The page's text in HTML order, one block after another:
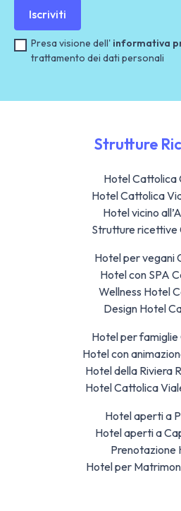
Iscriviti
Presa visione dell' informativa
trattamento dei dati personali
Strutture
Hotel Cattolica
Hotel Cattolica
Hotel vicino
Strutture ricettive
Hotel per vegani
Hotel con SPA
Wellness Hotel
Design Hotel
Hotel per
Hotel con
Hotel della Riviera
Hotel Cattolica
Hotel aperti a
Hotel aperti a
Prenotazione
Hotel per